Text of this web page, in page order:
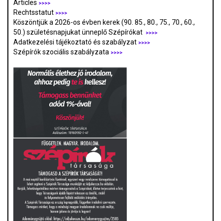
Articles >>>>
Rechtsstatut >>>>
Köszöntjük a 2026-os évben kerek (90. 85., 80., 75., 70., 60.,
50.) születésnapjukat ünneplő Szépírókat
>>>>
Adatkezelési tájékoztató és szabályzat >>>>
Szépírók szociális szabályzata >>>>